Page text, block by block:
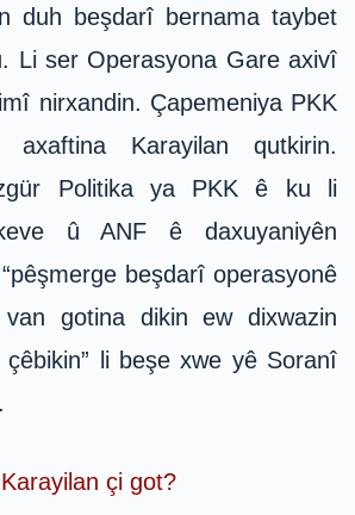
duh beşdarî bernama taybet
Li ser Operasyona Gare axivî
nirxandin. Çapemeniya PKK
Karayilan qutkirin.
Politika ya PKK ê ku li
û ANF ê daxuyaniyên
beşdarî operasyonê
gotina dikin ew dixwazin
çêbikin” li beşe xwe yê Soranî
Karayilan çi got?